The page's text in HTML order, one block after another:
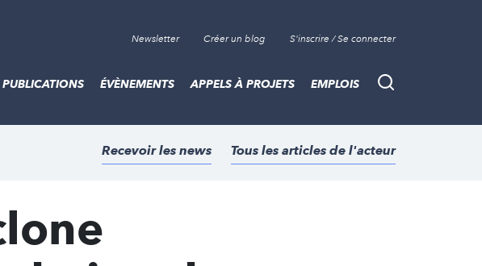
Newsletter Créer un blog S'inscrire / Se connecter
Recherche
PUBLICATIONS ÉVÈNEMENTS APPELS À PROJETS EMPLOIS
Recevoir les news Tous les articles de l'acteur